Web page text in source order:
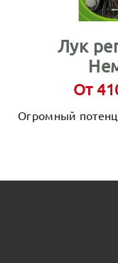
Лук
От
Огромный